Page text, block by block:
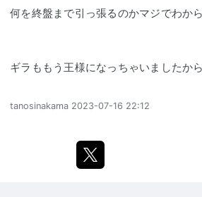
何を終盤まで引っ張るのかマジでわか
ギラももう王様になっちゃいましたか
tanosinakama 2023-07-16 22:12